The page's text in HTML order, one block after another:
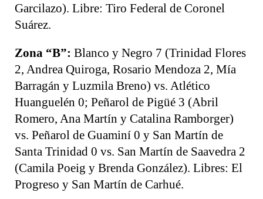
Garcilazo). Libre: Tiro Federal de Coronel
Suárez.
Zona “B”: Blanco y Negro 7 (Trinidad Flores
2, Andrea Quiroga, Rosario Mendoza 2, Mía
Barragán y Luzmila Breno) vs. Atlético
Huanguelén 0; Peñarol de Pigüé 3 (Abril
Romero, Ana Martín y Catalina Ramborger)
vs. Peñarol de Guaminí 0 y San Martín de
Santa Trinidad 0 vs. San Martín de Saavedra 2
(Camila Poeig y Brenda González). Libres: El
Progreso y San Martín de Carhué.